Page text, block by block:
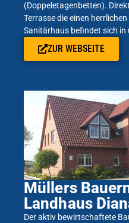
(Doppeletagenbetten).
Terrasse die einen
Sanitärhaus befindet sich in
ZUR WEBSEITE
Müllers
Landhaus
Der aktiv bewirtschaftete